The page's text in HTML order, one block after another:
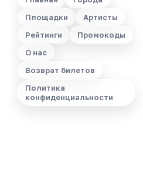
Площадки
Артисты
Рейтинги
Промокоды
О нас
Возврат билетов
Политика
конфиденциальности